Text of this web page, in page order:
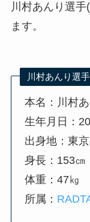
川村あんり選
ます。
川村あんり選
本名：川村あ
生年月日：
出身地：東
身長：153㎝
体重：47㎏
所属：